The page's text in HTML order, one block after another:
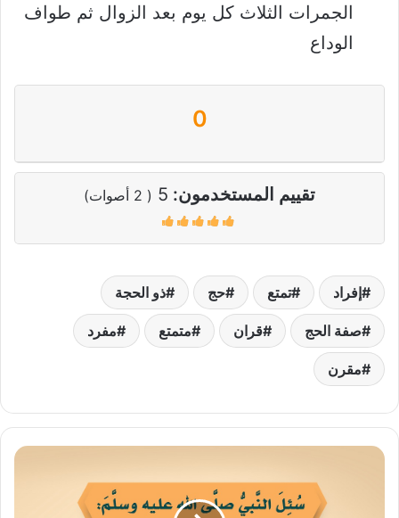
الجمرات الثلاث كل يوم بعد الزوال ثم طواف
الوداع
0
تقييم المستخدمون: 5
(
2 أصوات)
إفراد تمتع حج ذو الحجة
صفة الحج قران متمتع مفرد
مقرن
أي